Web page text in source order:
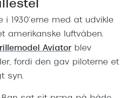
i 1930’erne med at udvikle
amerikanske luftvåben.
Aviatorblev
fordi den gav piloterne et
syn.